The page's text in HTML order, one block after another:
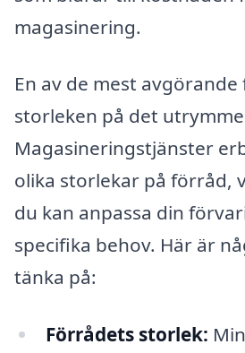
magasinering.
En av de mest
storleken på det
Magasineringstjänster
olika storlekar på förråd,
du kan anpassa din
specifika behov. Här är
tänka på:
Förrådets storlek: